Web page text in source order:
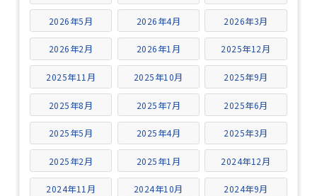
2026年5月 2026年4月 2026年3月
2026年2月 2026年1月 2025年12月
2025年11月 2025年10月 2025年9月
2025年8月 2025年7月 2025年6月
2025年5月 2025年4月 2025年3月
2025年2月 2025年1月 2024年12月
2024年11月 2024年10月 2024年9月